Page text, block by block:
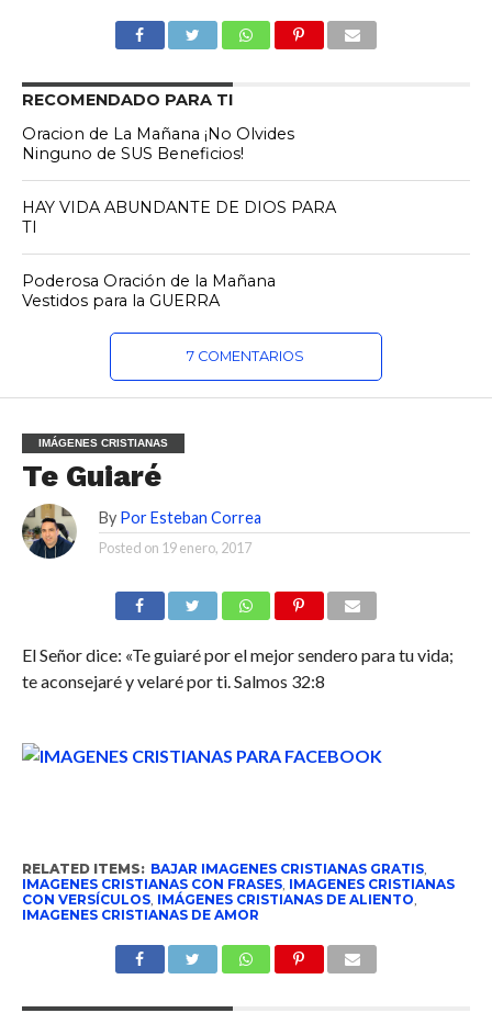
RECOMENDADO PARA TI
Oracion de La Mañana ¡No Olvides
Ninguno de SUS Beneficios!
HAY VIDA ABUNDANTE DE DIOS PARA
TI
Poderosa Oración de la Mañana
Vestidos para la GUERRA
7 COMENTARIOS
IMÁGENES CRISTIANAS
Te Guiaré
By Por Esteban Correa
Posted on 19 enero, 2017
ElSeñordice: «Te guiaré por el mejor sendero para tu vida;
te aconsejaré y velaré por ti. Salmos 32:8
RELATED ITEMS: BAJAR IMAGENES CRISTIANAS GRATIS,
IMAGENES CRISTIANAS CON FRASES, IMAGENES CRISTIANAS
CON VERSÍCULOS, IMÁGENES CRISTIANAS DE ALIENTO,
IMAGENES CRISTIANAS DE AMOR